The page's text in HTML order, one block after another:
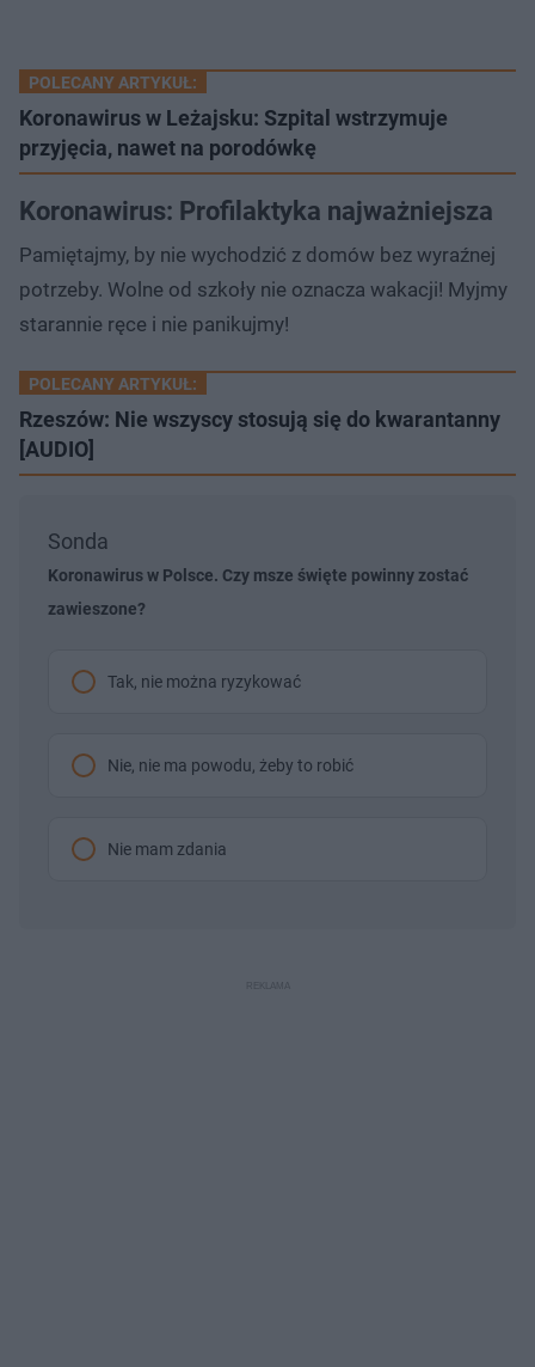
POLECANY ARTYKUŁ:
Koronawirus w Leżajsku: Szpital wstrzymuje
przyjęcia, nawet na porodówkę
Koronawirus: Profilaktyka najważniejsza
Pamiętajmy, by nie wychodzić z domów bez wyraźnej
potrzeby. Wolne od szkoły nie oznacza wakacji! Myjmy
starannie ręce i nie panikujmy!
POLECANY ARTYKUŁ:
Rzeszów: Nie wszyscy stosują się do kwarantanny
[AUDIO]
Sonda
Koronawirus w Polsce. Czy msze święte powinny zostać
zawieszone?
Tak, nie można ryzykować
Nie, nie ma powodu, żeby to robić
Nie mam zdania